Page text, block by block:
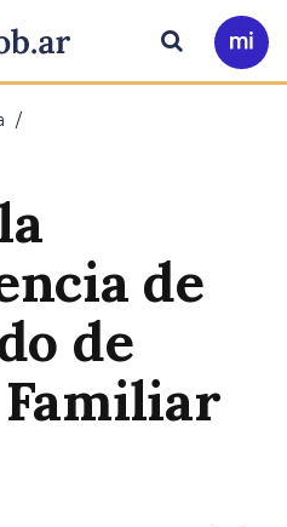
Ir
a
Buscar
de
de